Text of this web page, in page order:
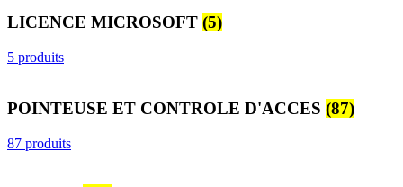
LICENCE MICROSOFT (5)
5 produits
POINTEUSE ET CONTROLE D'ACCES (87)
87 produits